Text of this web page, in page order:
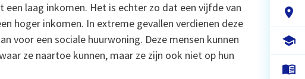
laag inkomen. Het is echter zo dat een vijfde van
hoger inkomen. In extreme gevallen verdienen deze
voor een sociale huurwoning. Deze mensen kunnen
ze naartoe kunnen, maar ze zijn ook niet op hun